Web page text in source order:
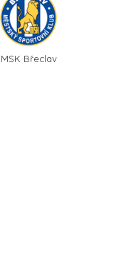
MSK Břeclav